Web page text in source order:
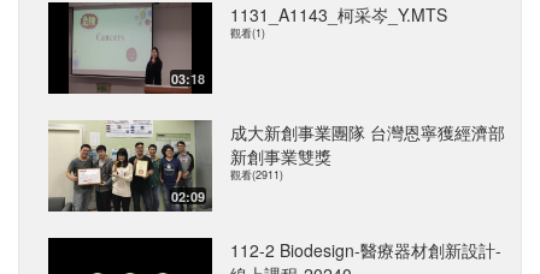
03:18
1131_A1143_柯采岑_Y.MTS
觀看(1)
02:09
成大新創事業團隊 台灣恩寧獲經濟部
新創事業雙獎
觀看(2911)
112-2 Biodesign-醫療器材創新設計-